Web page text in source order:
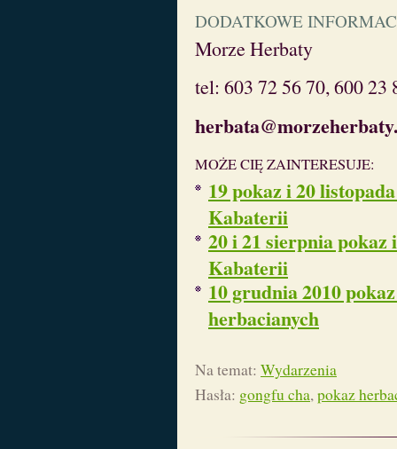
DODATKOWE
Morze Herbaty
tel: 603 72 56 70, 600 23
MOŻE CIĘ ZAINTERESUJE:
19 pokaz i 20
Kabaterii
20 i 21 sierpnia
Kabaterii
10 grudnia 2010
herbacianych
Na temat: Wydarzenia
Hasła: gongfu cha,pokaz